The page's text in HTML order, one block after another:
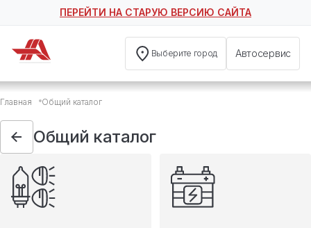
ПЕРЕЙТИ НА СТАРУЮ ВЕРСИЮ САЙТА
Выберите город Автосервис
Общий каталог
Автосвет
Автотовары
Запчасти
Масла и технические жидкости
Мототовары
Туризм
Главная Общий каталог
Общий каталог